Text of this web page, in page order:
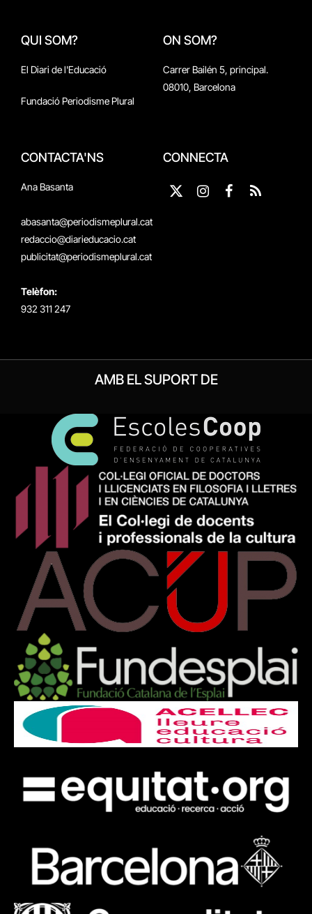
QUI SOM?
El Diari de l'Educació
Fundació Periodisme Plural
ON SOM?
Carrer Bailén 5, principal.
08010, Barcelona
CONTACTA'NS
Ana Basanta
abasanta@periodismeplural.cat
redaccio@diarieducacio.cat
publicitat@periodismeplural.cat
Telèfon:
932 311 247
CONNECTA
X
InstagramFacebook
RSS
AMB EL SUPORT DE